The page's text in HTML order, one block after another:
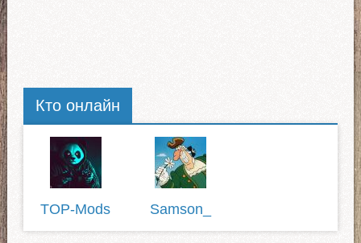
Кто онлайн
TOP-Mods Samson_